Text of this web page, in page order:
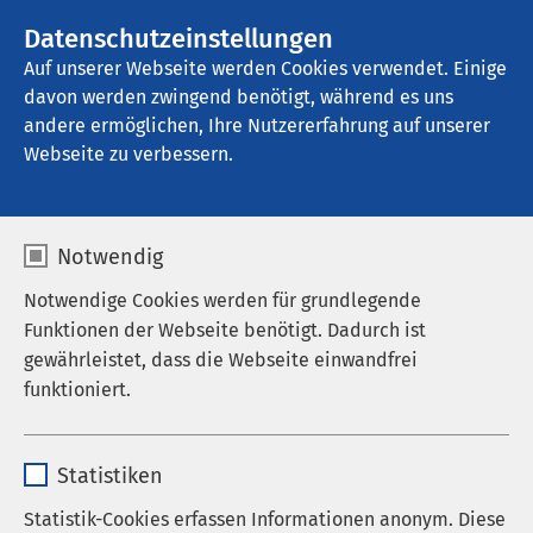
Datenschutzeinstellungen
Auf unserer Webseite werden Cookies verwendet. Einige
davon werden zwingend benötigt, während es uns
andere ermöglichen, Ihre Nutzererfahrung auf unserer
Webseite zu verbessern.
Notwendig
Notwendige Cookies werden für grundlegende
Funktionen der Webseite benötigt. Dadurch ist
gewährleistet, dass die Webseite einwandfrei
funktioniert.
Anbieter sgalinski
Statistiken
Statistik-Cookies erfassen Informationen anonym. Diese
AMEOS Klinikum Fehmarn